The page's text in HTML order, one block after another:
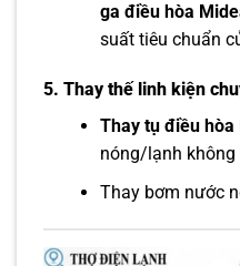
ga điều hòa
suất tiêu chuẩn
5. Thay thế linh kiện
Thay tụ điều hòa
nóng/lạnh không
Thay bơm nước